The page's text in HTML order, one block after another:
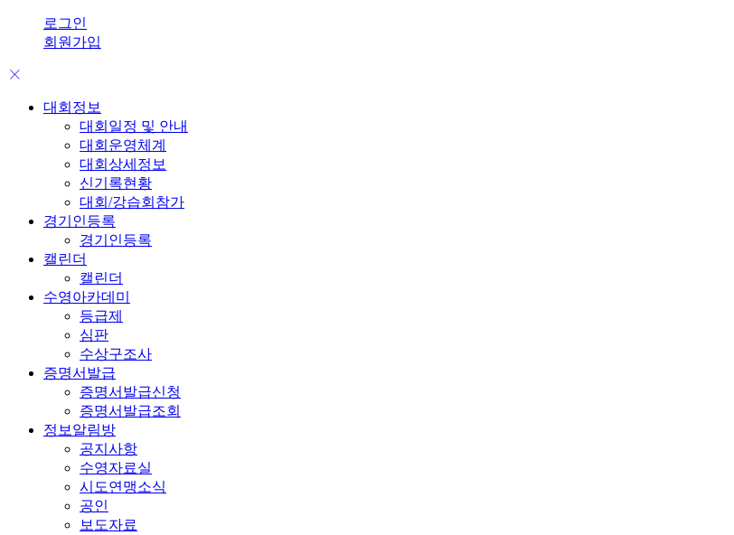
로그인
회원가입
대회정보
대회일정 및 안내
대회운영체계
대회상세정보
신기록현황
대회/강습회참가
경기인등록
경기인등록
캘린더
캘린더
수영아카데미
등급제
심판
수상구조사
증명서발급
증명서발급신청
증명서발급조회
정보알림방
공지사항
수영자료실
시도연맹소식
공인
보도자료